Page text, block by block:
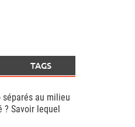
TAGS
séparés au milieu
? Savoir lequel